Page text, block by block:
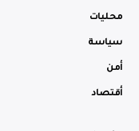
محليات
سياسة
أمن
أقتصاد